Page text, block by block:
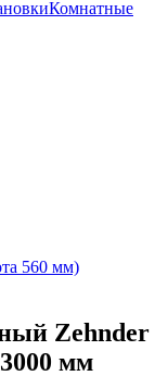
Комнатные
560 мм)
Zehnder
мм